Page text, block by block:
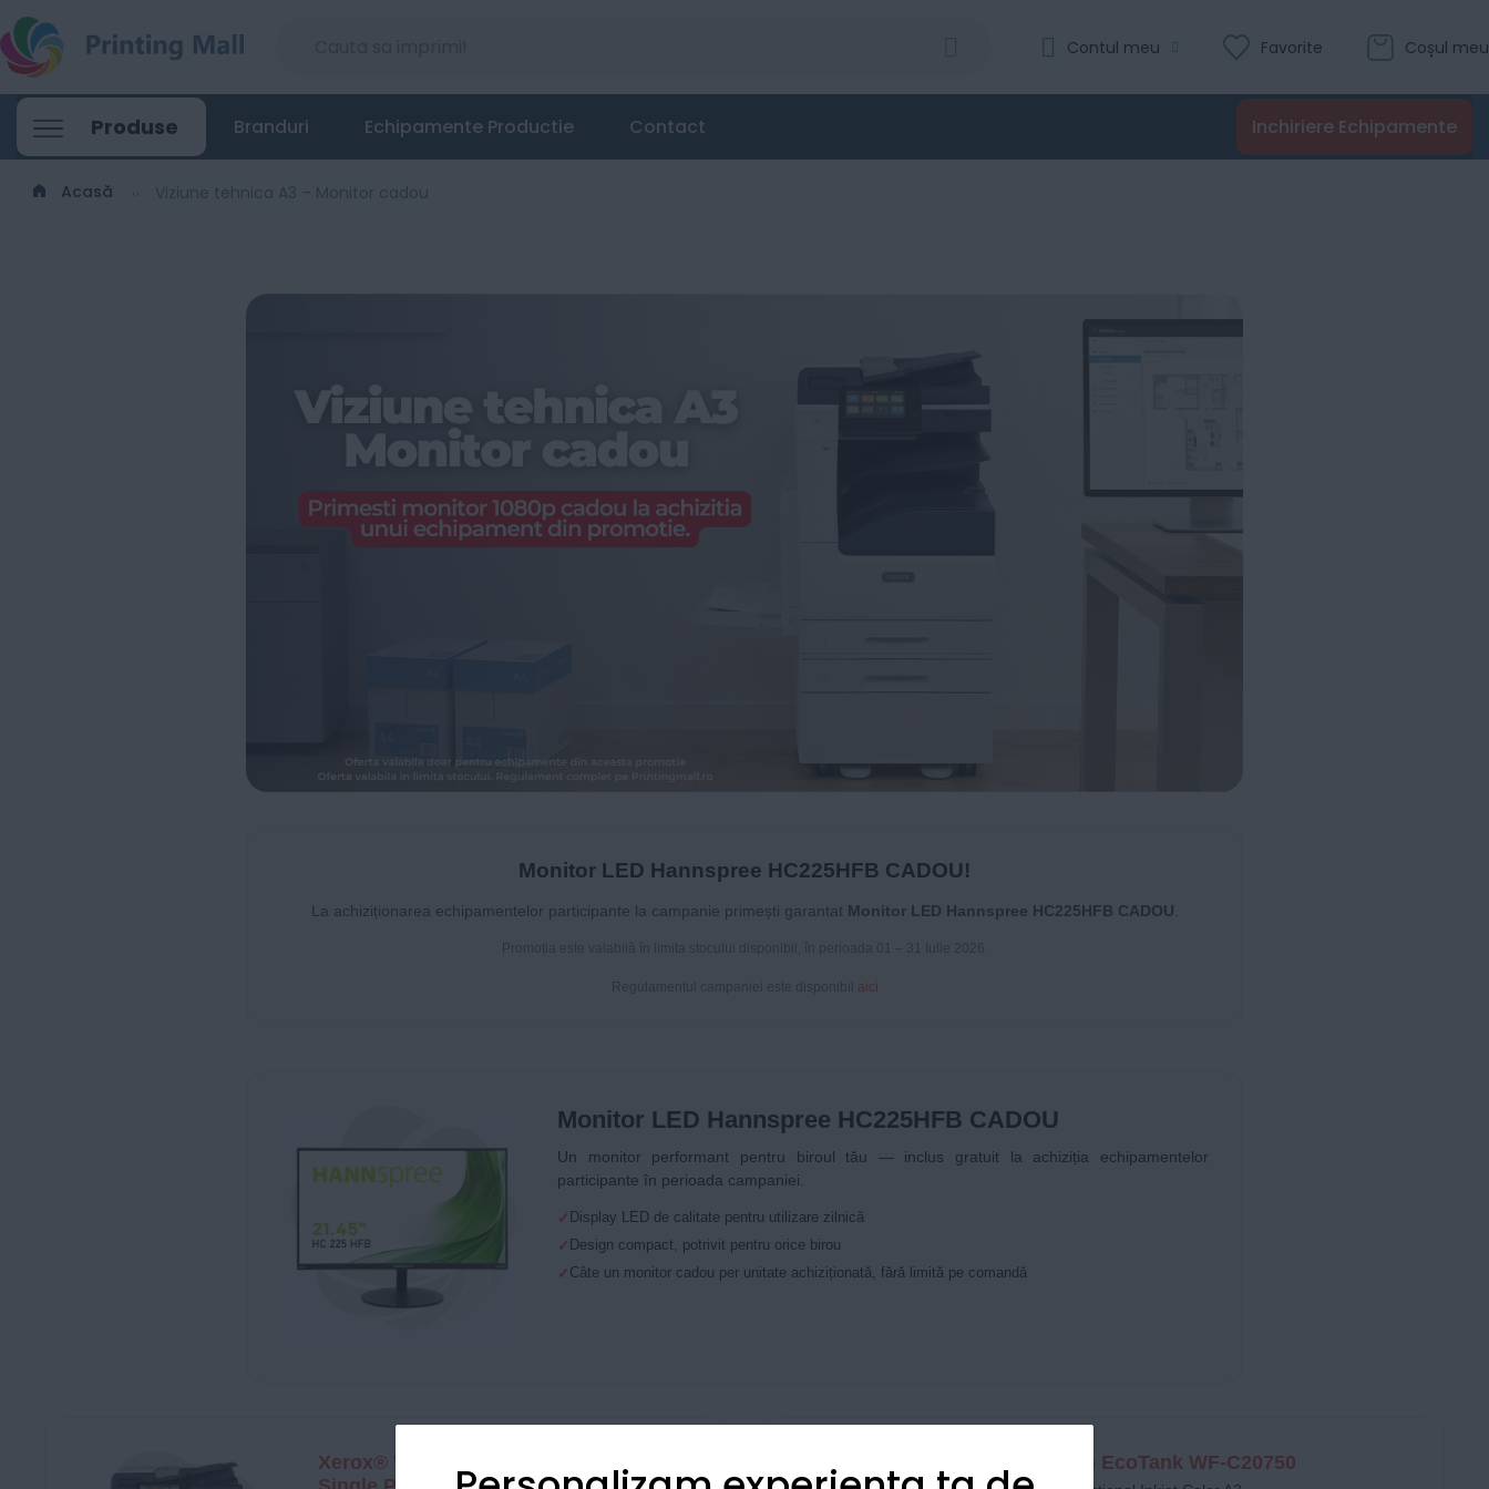
Coșul meu
Favorite
Contul meu
Produse Inchiriere Echipamente
Branduri Echipamente Productie Contact
Acasă Viziune tehnica A3 – Monitor cadou
Monitor LED Hannspree HC225HFB CADOU!
La achiziționarea echipamentelor participante la campanie primești garantat Monitor LED Hannspree HC225HFB CADOU
aici
Monitor LED Hannspree HC225HFB CADOU
Un monitor performant pentru biroul tău — inclus gratuit la achiziția echipamentelor
participante în perioada campaniei.
Display LED de calitate pentru utilizare zilnică
Design compact, potrivit pentru orice birou
Câte un monitor cadou per unitate achiziționată, fără limită pe comandă
Xerox® VersaLink® C7130 + DADF
Epson EcoTank WF-C20750